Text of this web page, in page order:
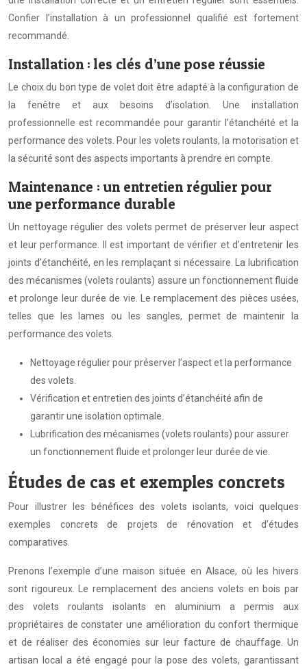
Confier l’installation à un professionnel qualifié est fortement
recommandé.
Installation : les clés d’une pose réussie
Le choix du bon type de volet doit être adapté à la configuration de
la fenêtre et aux besoins d’isolation. Une installation
professionnelle est recommandée pour garantir l’étanchéité et la
performance des volets. Pour les volets roulants, la motorisation et
la sécurité sont des aspects importants à prendre en compte.
Maintenance : un entretien régulier pour
une performance durable
Un nettoyage régulier des volets permet de préserver leur aspect
et leur performance. Il est important de vérifier et d’entretenir les
joints d’étanchéité, en les remplaçant si nécessaire. La lubrification
des mécanismes (volets roulants) assure un fonctionnement fluide
et prolonge leur durée de vie. Le remplacement des pièces usées,
telles que les lames ou les sangles, permet de maintenir la
performance des volets.
Nettoyage régulier pour préserver l’aspect et la performance
des volets.
Vérification et entretien des joints d’étanchéité afin de
garantir une isolation optimale.
Lubrification des mécanismes (volets roulants) pour assurer
un fonctionnement fluide et prolonger leur durée de vie.
Études de cas et exemples concrets
Pour illustrer les bénéfices des volets isolants, voici quelques
exemples concrets de projets de rénovation et d’études
comparatives.
Prenons l’exemple d’une maison située en Alsace, où les hivers
sont rigoureux. Le remplacement des anciens volets en bois par
des volets roulants isolants en aluminium a permis aux
propriétaires de constater une amélioration du confort thermique
et de réaliser des économies sur leur facture de chauffage. Un
artisan local a été engagé pour la pose des volets, garantissant